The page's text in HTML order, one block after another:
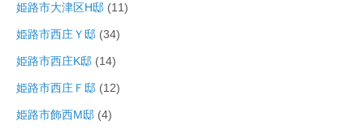
姫路市大津区H邸 (11)
姫路市西庄Ｙ邸 (34)
姫路市西庄K邸 (14)
姫路市西庄Ｆ邸 (12)
姫路市飾西M邸 (4)